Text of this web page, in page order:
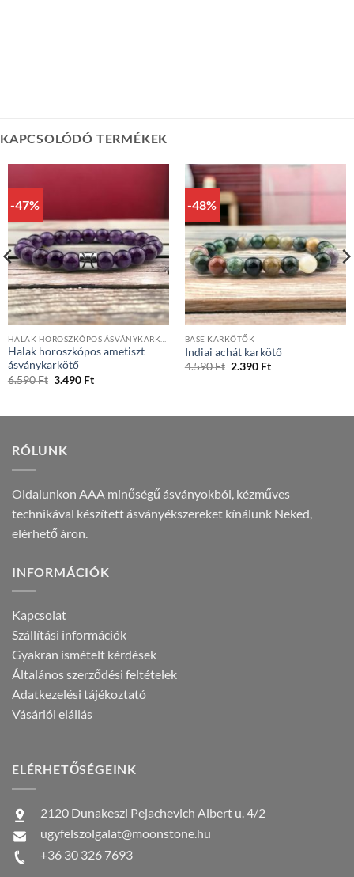
KAPCSOLÓDÓ TERMÉKEK
-47%
Halak horoszkópos ametiszt
ásványkarkötő
6.590Ft Original
3.490 FtCurrent
-48%
BASE KARKÖTŐK
Indiai achát karkötő
4.590Ft Original
2.390 FtCurrent
RÓLUNK
Oldalunkon AAA minőségű ásványokból, kézműves
technikával készített ásványékszereket kínálunk Neked,
elérhető áron.
INFORMÁCIÓK
Kapcsolat
Szállítási információk
Gyakran ismételt kérdések
Általános szerződési feltételek
Adatkezelési tájékoztató
Vásárlói elállás
ELÉRHETŐSÉGEINK
2120 Dunakeszi Pejachevich Albert u. 4/2
ugyfelszolgalat@moonstone.hu
+36 30 326 7693